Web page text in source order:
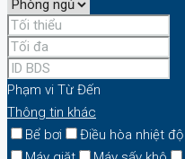
Phạm vi Từ Đến
Thông tin khác
Bể bơi
Điều hòa nhiệt độ